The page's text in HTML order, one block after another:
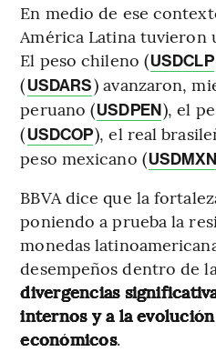
En medio de ese
América Latina tuvieron
El peso chileno (USDCLP
(USDARS) avanzaron,
peruano (USDPEN), el
(USDCOP), el real
peso mexicano (USDMXN
BBVA dice que la
poniendo a prueba la
monedas
desempeños dentro de
divergencias
internos y a la
económicos.